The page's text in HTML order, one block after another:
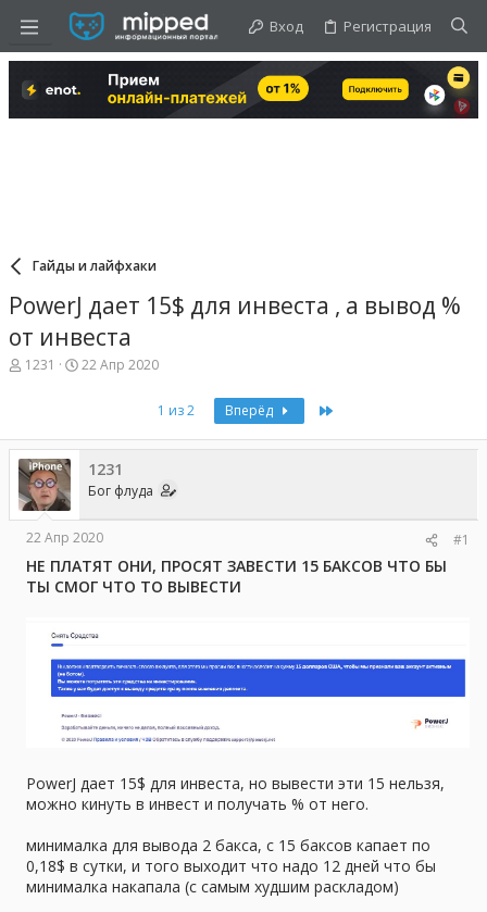
Вход Регистрация
Гайды и лайфхаки
PowerJ дает 15$ для инвеста , а вывод %
от инвеста
А
т
е
м
ы
1231
Д
а
а
22 Апр 2020
1 из 2 Вперёд
1231
Бог флуда
22 Апр 2020 #1
НЕ ПЛАТЯТ ОНИ, ПРОСЯТ ЗАВЕСТИ 15 БАКСОВ ЧТО БЫ
ТЫ СМОГ ЧТО ТО ВЫВЕСТИ
PowerJ дает 15$ для инвеста, но вывести эти 15 нельзя,
можно кинуть в инвест и получать % от него.
минималка для вывода 2 бакса, с 15 баксов капает по
0,18$ в сутки, и того выходит что надо 12 дней что бы
минималка накапала (с самым худшим раскладом)